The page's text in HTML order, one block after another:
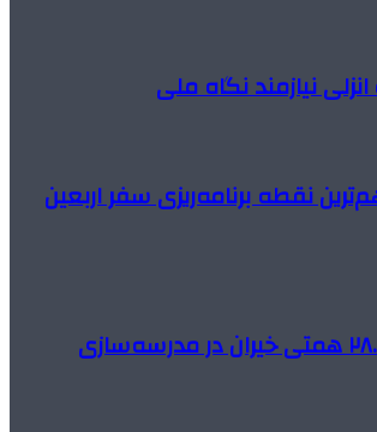
نیازمند نگاه ملی
نقطه برنامه‌ریزی سفر اربعین